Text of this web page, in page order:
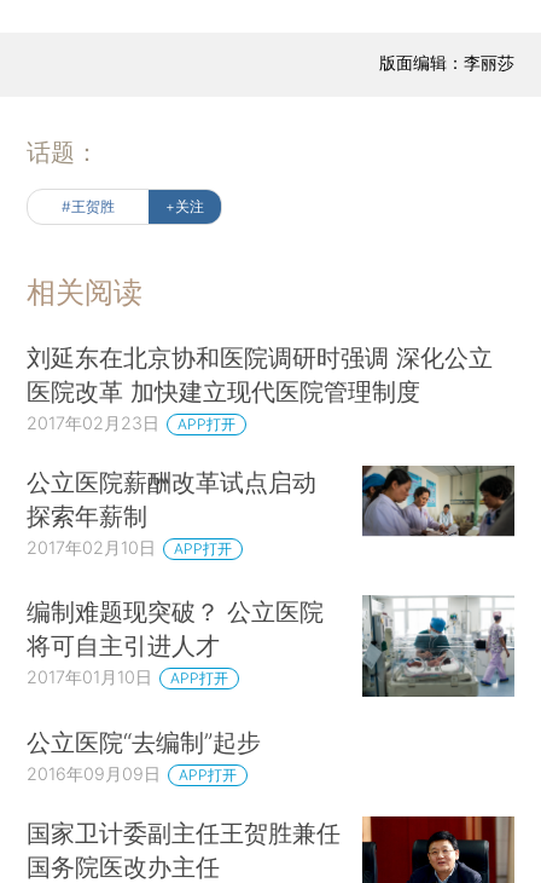
版面编辑：李丽莎
话题：
#王贺胜 +关注
相关阅读
刘延东在北京协和医院调研时强调 深化公立
医院改革 加快建立现代医院管理制度
2017年02月23日 APP打开
公立医院薪酬改革试点启动
探索年薪制
2017年02月10日 APP打开
编制难题现突破？ 公立医院
将可自主引进人才
2017年01月10日 APP打开
公立医院“去编制”起步
2016年09月09日 APP打开
国家卫计委副主任王贺胜兼任
国务院医改办主任